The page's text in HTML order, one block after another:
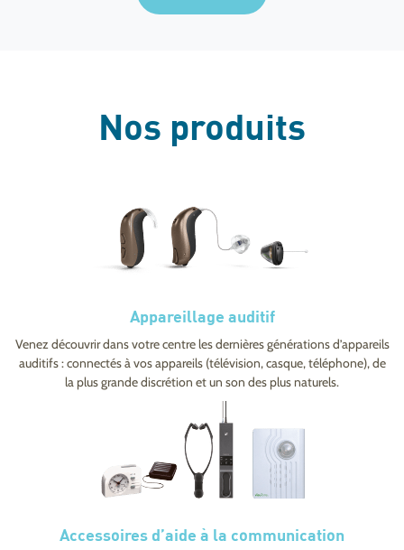
Nos produits
Appareillage auditif
Venez découvrir dans votre centre les dernières générations d’appareils
auditifs : connectés à vos appareils (télévision, casque, téléphone), de
la plus grande discrétion et un son des plus naturels.
Accessoires d’aide à la communication